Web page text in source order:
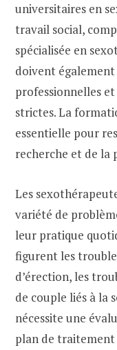
universitaires en
travail social,
spécialisée en
doivent
professionnelles
strictes. La
essentielle pour
recherche et de la
Les
variété de
leur pratique
figurent les
d’érection, les
de couple liés à la
nécessite une
plan de traitement